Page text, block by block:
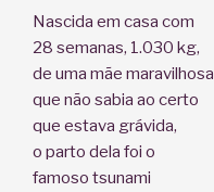
Nascida em casa com
28 semanas, 1.030 kg,
de uma mãe maravilhosa
que não sabia ao certo
que estava grávida,
o parto dela foi o
famoso tsunami